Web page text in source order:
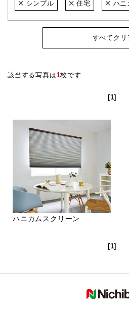
シンプル 住宅 ハニ
すべてクリ
該当する写真は1枚です
[1]
ハニカムスクリーン
[1]